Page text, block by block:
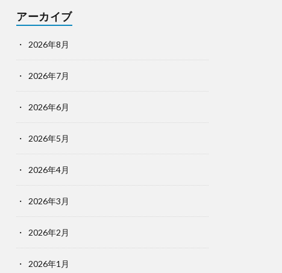
アーカイブ
2026年8月
2026年7月
2026年6月
2026年5月
2026年4月
2026年3月
2026年2月
2026年1月